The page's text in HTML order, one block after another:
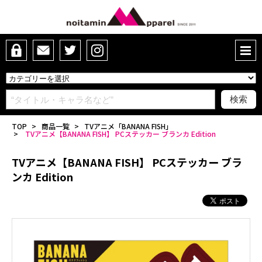
TOP > 商品一覧 > TVアニメ「BANANA FISH」
> TVアニメ【BANANA FISH】 PCステッカー ブランカ Edition
TVアニメ【BANANA FISH】 PCステッカー ブラ
ンカ Edition